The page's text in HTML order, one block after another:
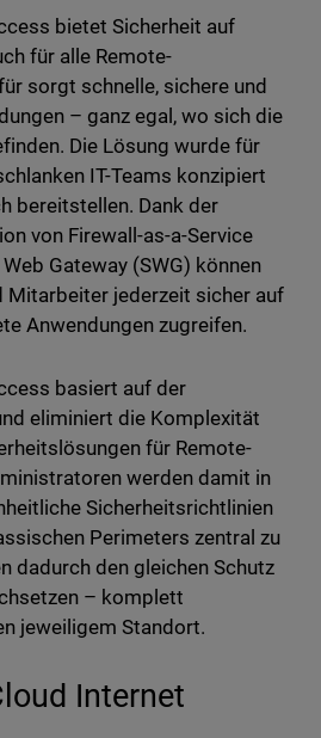
bietet Sicherheit auf
für alle Remote-
sorgt schnelle, sichere und
– ganz egal, wo sich die
Die Lösung wurde für
IT-Teams konzipiert
bereitstellen. Dank der
von Firewall-as-a-Service
Gateway (SWG) können
Mitarbeiter jederzeit sicher auf
Anwendungen zugreifen.
basiert auf der
eliminiert die Komplexität
für Remote-
werden damit in
Sicherheitsrichtlinien
Perimeters zentral zu
dadurch den gleichen Schutz
– komplett
jeweiligem Standort.
Internet